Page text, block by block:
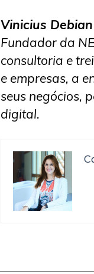
Vinicius Debian
Fundador da
consultoria e
e empresas, a
seus negócios,
digital.